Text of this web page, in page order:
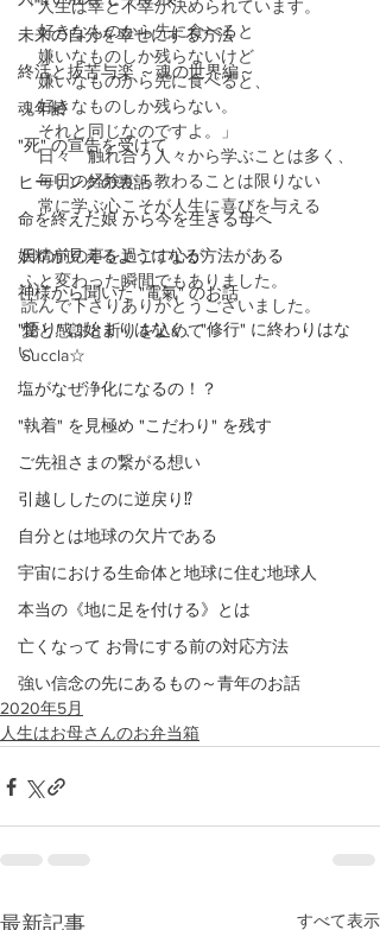
未来の自分を幸せにする方法
終活と抜苦与楽 ～魂の世界編～
魂年齢
"死" の宣告を受けて
ヒーリングの裏話
命を終えた娘 から今を生きる母へ
妖精が見えるようになる方法がある
神様から聞いた "電氣" のお話
"悟り" に始まりはなく、"修行" に終わりはな
い
塩がなぜ浄化になるの！？
"執着" を見極め "こだわり" を残す
ご先祖さまの繋がる想い
引越ししたのに逆戻り⁉️
自分とは地球の欠片である
宇宙における生命体と地球に住む地球人
本当の《地に足を付ける》とは
亡くなって お骨にする前の対応方法
強い信念の先にあるもの～青年のお話
「人生は幸と不幸が決められています。
好きなものから先に食べると
嫌いなものしか残らないけど
嫌いなものから先に食べると、
好きなものしか残らない。
それと同じなのですよ。」
日々　触れ合う人々から学ぶことは多く、
毎日の経験から教わることは限りない
常に学ぶ心こそが人生に喜びを与える
目の前の事を過ごす心が
ふと変わった瞬間でもありました。
読んで下さりありがとうございました。
愛と感謝と祈りを込めて
Succla☆
2020年5月
人生はお母さんのお弁当箱
最新記事 すべて表示